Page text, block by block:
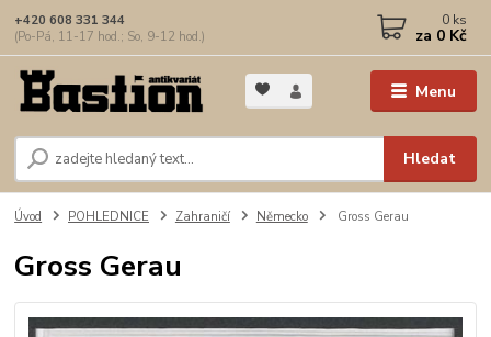
Menu
Hledat
+420 608 331 344
(Po-Pá, 11-17 hod.; So, 9-12 hod.)
0 ks
za 0 Kč
Úvod POHLEDNICE Zahraničí Německo Gross Gerau
Gross Gerau